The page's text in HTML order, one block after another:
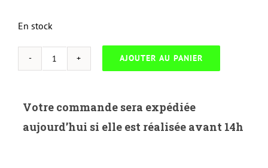
En stock
quantité
H-
951XLC-
AJOUTER AU PANIER
Votre commande sera expédiée
aujourd’hui si elle est réalisée avant 14h